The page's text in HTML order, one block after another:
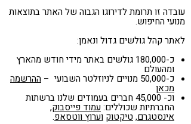
עובדה זו תרומת לדירוגו הגבוה של האתר בתוצאות
מנועי החיפוש.
לאתר קהל גולשים גדול ונאמן:
כ-180,000 גולשים באתר מידי חודש מהארץ
ומהעולם
כ-50,000 מנויים לניוזלטר השבועי – ההרשמה
מכאן
וכ- 45,000 חברים בעמודים שלנו ברשתות
החברתיות שכוללים:עמוד פייסבוק,
אינסטגרם, טיקטוק וערוץ ווטסאפ.